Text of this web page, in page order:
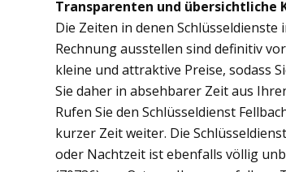
Transparenten und übersichtliche
Die Zeiten in denen
Rechnung ausstellen sind definitiv
kleine und attraktive Preise, sodass
Sie daher in absehbarer Zeit aus
Rufen Sie den Schlüsseldienst
kurzer Zeit weiter. Die
oder Nachtzeit ist ebenfalls völlig